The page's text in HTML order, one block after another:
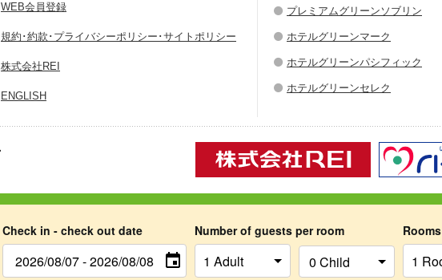
Check in - check out date Number of guests per room Rooms
WEB会員登録
規約･約款･プライバシーポリシー･サイトポリシー
株式会社REI
ENGLISH
プレミアムグリーンソブリン
ホテルグリーンマーク
ホテルグリーンパシフィック
ホテルグリーンセレク